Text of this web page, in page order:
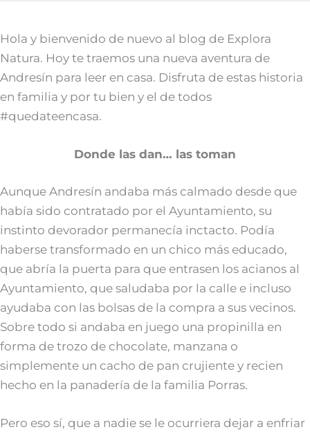
Hola y bienvenido de nuevo al blog de Explora
Natura. Hoy te traemos una nueva aventura de
Andresín para leer en casa. Disfruta de estas historia
en familia y por tu bien y el de todos
#quedateencasa.
Donde las dan… las toman
Aunque Andresín andaba más calmado desde que
había sido contratado por el Ayuntamiento, su
instinto devorador permanecía inctacto. Podía
haberse transformado en un chico más educado,
que abría la puerta para que entrasen los acianos al
Ayuntamiento, que saludaba por la calle e incluso
ayudaba con las bolsas de la compra a sus vecinos.
Sobre todo si andaba en juego una propinilla en
forma de trozo de chocolate, manzana o
simplemente un cacho de pan crujiente y recien
hecho en la panadería de la familia Porras.
Pero eso sí, que a nadie se le ocurriera dejar a enfriar